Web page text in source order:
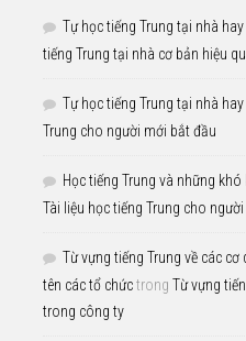
Tự học tiếng Trung tại nhà
tiếng Trung tại nhà cơ bản hiệu
Tự học tiếng Trung tại nhà
Trung cho người mới bắt đầu
Học tiếng Trung và những
Tài liệu học tiếng Trung cho
Từ vựng tiếng Trung về các
tên các tổ chứctrong Từ vựng
trong công ty